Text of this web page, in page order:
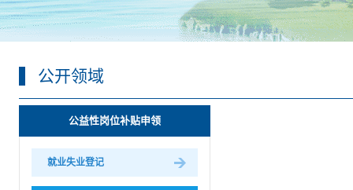
公开领域
公益性岗位补贴申领
就业失业登记